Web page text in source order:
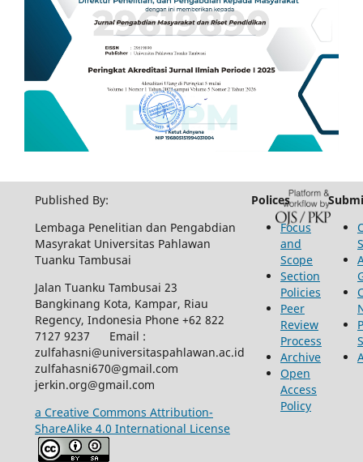
Published By:
Lembaga Penelitian dan Pengabdian
Masyrakat Universitas Pahlawan
Tuanku Tambusai
Jalan Tuanku Tambusai 23
Bangkinang Kota, Kampar, Riau
Regency, Indonesia Phone +62 822
7127 9237 Email :
zulfahasni@universitaspahlawan.ac.id
zulfahasni670@gmail.com
jerkin.org@gmail.com
a Creative Commons Attribution-
ShareAlike 4.0 International License
Polices
Focus
and
Scope
Section
Policies
Peer
Review
Process
Archive
Open
Access
Policy